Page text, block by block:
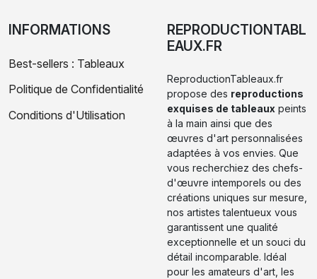
INFORMATIONS
Best-sellers : Tableaux
Politique de Confidentialité
Conditions d'Utilisation
REPRODUCTIONTABL
EAUX.FR
ReproductionTableaux.fr
propose des reproductions
exquises de tableaux peints
à la main ainsi que des
œuvres d'art personnalisées
adaptées à vos envies. Que
vous recherchiez des chefs-
d'œuvre intemporels ou des
créations uniques sur mesure,
nos artistes talentueux vous
garantissent une qualité
exceptionnelle et un souci du
détail incomparable. Idéal
pour les amateurs d'art, les